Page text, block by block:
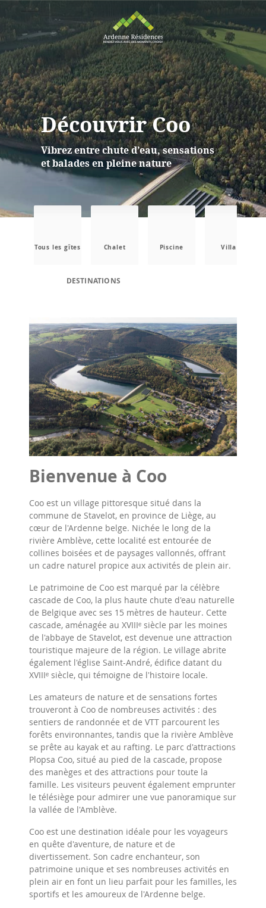
Découvrir Coo
Vibrez entre chute d’eau, sensations
et balades en pleine nature
Tous les gîtes Chalet Piscine Villa
DESTINATIONS
Bienvenue à Coo
Coo est un village pittoresque situé dans la
commune de Stavelot, en province de Liège, au
cœur de l'Ardenne belge. Nichée le long de la
rivière Amblève, cette localité est entourée de
collines boisées et de paysages vallonnés, offrant
un cadre naturel propice aux activités de plein air.
Le patrimoine de Coo est marqué par la célèbre
cascade de Coo, la plus haute chute d'eau naturelle
de Belgique avec ses 15 mètres de hauteur. Cette
cascade, aménagée au XVIIIᵉ siècle par les moines
de l'abbaye de Stavelot, est devenue une attraction
touristique majeure de la région. Le village abrite
également l'église Saint-André, édifice datant du
XVIIIᵉ siècle, qui témoigne de l'histoire locale.
Les amateurs de nature et de sensations fortes
trouveront à Coo de nombreuses activités : des
sentiers de randonnée et de VTT parcourent les
forêts environnantes, tandis que la rivière Amblève
se prête au kayak et au rafting. Le parc d'attractions
Plopsa Coo, situé au pied de la cascade, propose
des manèges et des attractions pour toute la
famille. Les visiteurs peuvent également emprunter
le télésiège pour admirer une vue panoramique sur
la vallée de l'Amblève.
Coo est une destination idéale pour les voyageurs
en quête d'aventure, de nature et de
divertissement. Son cadre enchanteur, son
patrimoine unique et ses nombreuses activités en
plein air en font un lieu parfait pour les familles, les
sportifs et les amoureux de l'Ardenne belge.